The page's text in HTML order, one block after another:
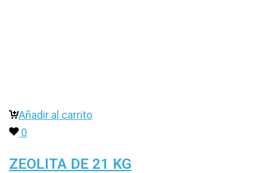
Añadir al carrito
0
ZEOLITA DE 21 KG